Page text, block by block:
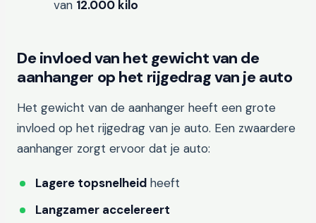
van 12.000 kilo
De invloed van het gewicht van de
aanhanger op het rijgedrag van je auto
Het gewicht van de aanhanger heeft een grote
invloed op het rijgedrag van je auto. Een zwaardere
aanhanger zorgt ervoor dat je auto:
Lagere topsnelheid heeft
Langzamer accelereert